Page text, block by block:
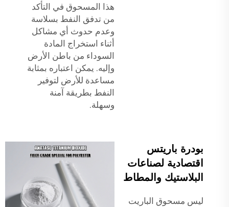
هذا المسحوق في التأكد
من تدفق النفط بسلاسة
وعدم حدوث أي مشاكل
أثناء استخراج المادة
السوداء من باطن الأرض
وإليه. يمكن اعتباره بمثابة
مساعدة للأرض لتوفير
النفط بطريقة آمنة
وسهلة.
بودرة باريتس
اقتصادية لصناعات
البلاستيك والمطاط
ليس مسحوق الباريت